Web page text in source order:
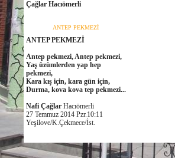
Çağlar Hacıömerli
ANTEP PEKMEZİ
ANTEP PEKMEZİ
Antep pekmezi, Antep pekmezi,
Yaş üzümlerden yap hep
pekmezi,
Kara kış için, kara gün için,
Durma, kova kova tep pekmezi...
Nafi Çağlar Hacıömerli
27 Temmuz 2014 Pzr.10:11
Yeşilove/K.Çekmece/İst.